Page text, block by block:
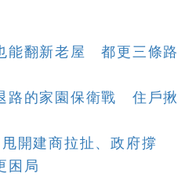
能翻新老屋 都更三條路
路的家園保衛戰 住戶揪
開建商拉扯、政府撐
困局